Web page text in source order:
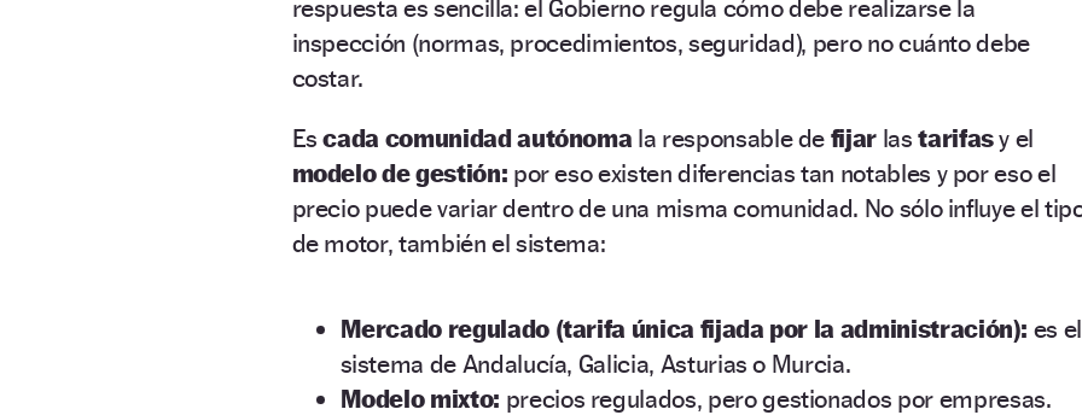
respuesta es sencilla: el Gobierno regula cómo debe realizarse la
inspección (normas, procedimientos, seguridad), pero no cuánto debe
costar.
Escada comunidad autónoma la responsable de fijar lastarifasy el
modelo de gestión: por eso existen diferencias tan notables y por eso el
precio puede variar dentro de una misma comunidad. No sólo influye el
de motor, también el sistema:
Mercado regulado (tarifa única fijada por la administración): es el
sistema de Andalucía, Galicia, Asturias o Murcia.
Modelo mixto: precios regulados, pero gestionados por empresas.